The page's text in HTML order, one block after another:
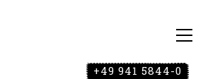
+49 941 5844-0